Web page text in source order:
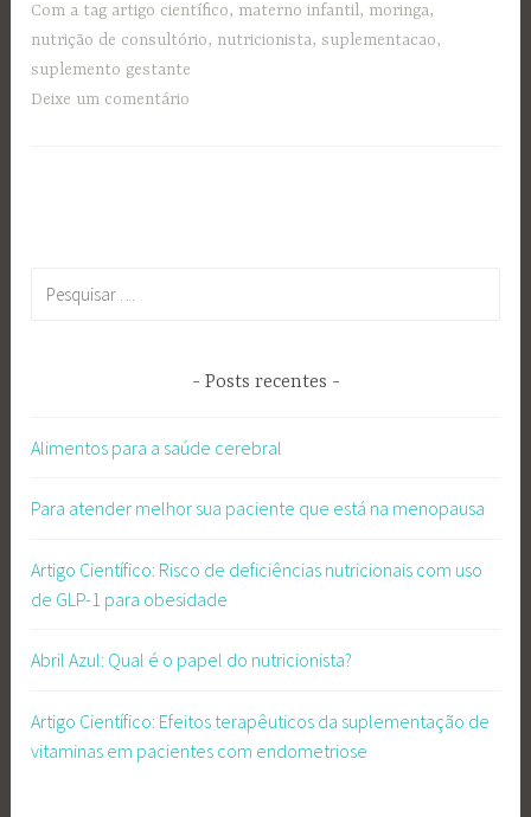
Com a tag artigo científico, materno infantil, moringa,
nutrição de consultório, nutricionista,suplementacao,
suplemento gestante
Deixe um comentário
Posts recentes
Alimentos para a saúde cerebral
Para atender melhor sua paciente que está na menopausa
Artigo Científico: Risco de deficiências nutricionais com uso
de GLP-1 para obesidade
Abril Azul: Qual é o papel do nutricionista?
Artigo Científico: Efeitos terapêuticos da suplementação de
vitaminas em pacientes com endometriose